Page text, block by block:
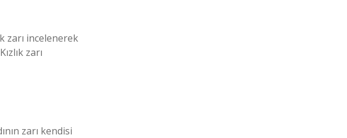
zarı incelenerek
zarı
zarı kendisi